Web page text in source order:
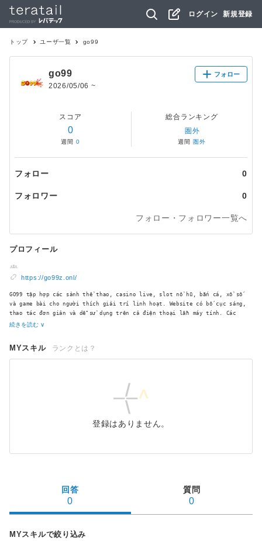
ログイン 新規登録
トップ ユーザ一覧 go99
go99
2026/05/06 ~
フォロー
スコア
0
週間 0
総合ランキング
圏外
週間 圏外
フォロー 0
フォロワー 0
フォロー・フォロワー一覧へ
プロフィール
https://go99z.onl/
GO99 tập hợp các sảnh thể thao, casino live, slot nổ hũ, bắn cá, xổ số
và game bài cho người thích giải trí linh hoạt. Website có bố cục sáng,
thao tác đơn giản và dễ sử dụng trên cả điện thoại lẫn máy tính. Các
bước nạp rút được xử lý nhanh, minh bạch và đi kèm lớp bảo mật
続きを読む ∨
MYスキル ランクとは？
登録はありません。
回答
0
質問
0
MYスキルで絞り込み